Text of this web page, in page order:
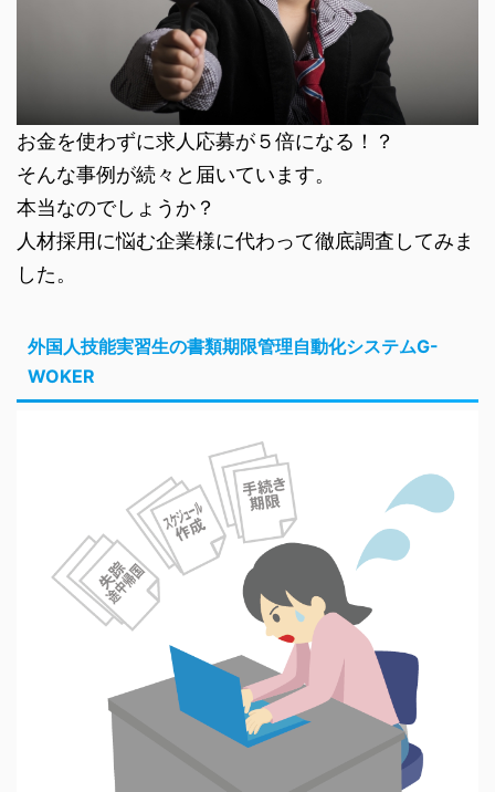
お金を使わずに求人応募が５倍になる！？
そんな事例が続々と届いています。
本当なのでしょうか？
人材採用に悩む企業様に代わって徹底調査してみま
した。
外国人技能実習生の書類期限管理自動化システムG-
WOKER